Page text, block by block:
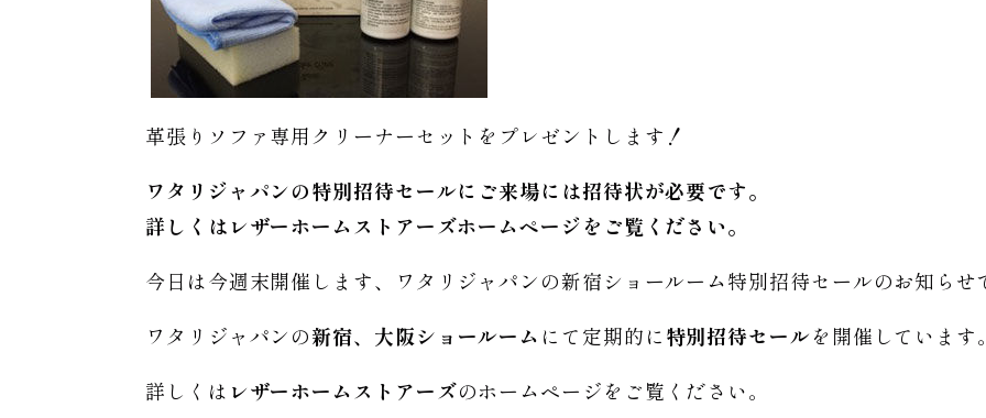
革張りソファ専用クリーナーセットをプレゼントします！
ワタリジャパンの特別招待セールにご来場には招待状が必要です。
詳しくはレザーホームストアーズホームページをご覧ください。
今日は今週末開催します、ワタリジャパンの新宿ショールーム特別招待セールのお知らせ
ワタリジャパンの新宿、大阪ショールーム にて定期的に特別招待セールを開催しています。
詳しくは レザーホームストアーズのホームページをご覧ください。